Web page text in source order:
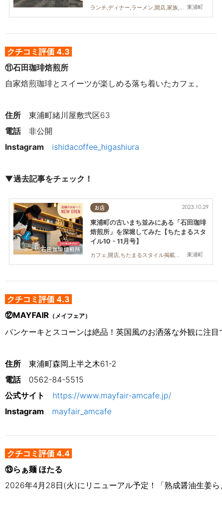
東浦町
クチコミ評価 4.3
⑪石田珈琲焙煎所
自家焙煎珈琲とスイーツが楽しめる落ち着いたカフェ。
住所 東浦町緒川屋敷弐区63
電話
非公開
Instagram ishidacoffee_higashiura
▼過去記事をチェック！
お店
東浦町
2023.10.29
東浦町の古いまち並みにある「石田珈琲
焙煎所」を深堀してみた【ちたまるスタ
イル10・11月号】
クチコミ評価 4.3
⑫MAYFAIR （メイフェア）
パンケーキとスコーンは絶品！英国風のお洒落な外観に注目
住所 東浦町森岡上半之木61-2
電話
0562-84-5515
公式サイト
https://www.mayfair-amcafe.jp/
Instagram
mayfair_amcafe
クチコミ評価 4.4
⑬らぁ麺 ほたる
2026年4月28日(火)にリニューアル予定！「熟成醤油生姜